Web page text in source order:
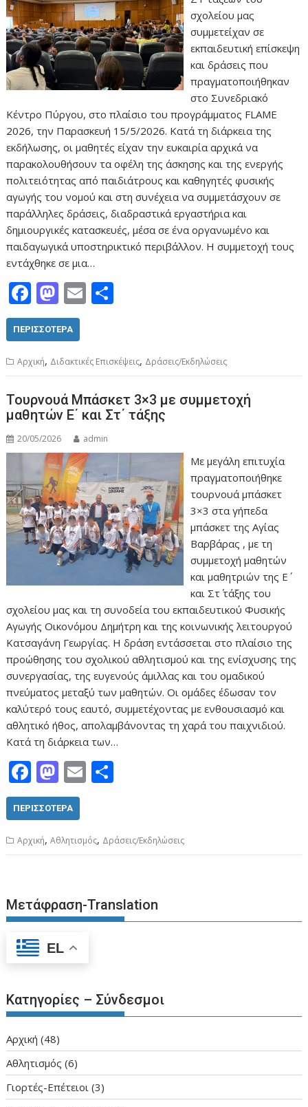
σχολείου μας
συμμετείχαν σε
εκπαιδευτική επίσκεψη
και δράσεις που
πραγματοποιήθηκαν
στο Συνεδριακό
Κέντρο Πύργου, στο πλαίσιο του προγράμματος FLAME
2026, την Παρασκευή 15/5/2026. Κατά τη διάρκεια της
εκδήλωσης, οι μαθητές είχαν την ευκαιρία αρχικά να
παρακολουθήσουν τα οφέλη της άσκησης και της ενεργής
πολιτειότητας από παιδιάτρους και καθηγητές φυσικής
αγωγής του νομού και στη συνέχεια να συμμετάσχουν σε
παράλληλες δράσεις, διαδραστικά εργαστήρια και
δημιουργικές κατασκευές, μέσα σε ένα οργανωμένο και
παιδαγωγικά υποστηρικτικό περιβάλλον. Η συμμετοχή τους
εντάχθηκε σε μια…
F
ac
e
b
o
o
k
M
as
to
d
o
n
E
l α
σ
τε
ίτ
ε
ΠΕΡΙΣΣΌΤΕΡΑ
Aρχική, Διδακτικές Επισκέψεις, Δράσεις/Εκδηλώσεις
Τουρνουά Μπάσκετ 3×3 με συμμετοχή
μαθητών Ε΄ και Στ΄ τάξης
20/05/2026 admin
Με μεγάλη επιτυχία
πραγματοποιήθηκε
τουρνουά μπάσκετ
3×3 στα γήπεδα
μπάσκετ της Αγίας
Βαρβάρας , με τη
συμμετοχή μαθητών
και μαθητριών της Ε΄
και Στ΄ τάξης του
σχολείου μας και τη συνοδεία του εκπαιδευτικού Φυσικής
Αγωγής Οικονόμου Δημήτρη και της κοινωνικής λειτουργού
Κατσαγάνη Γεωργίας. Η δράση εντάσσεται στο πλαίσιο της
προώθησης του σχολικού αθλητισμού και της ενίσχυσης της
συνεργασίας, της ευγενούς άμιλλας και του ομαδικού
πνεύματος μεταξύ των μαθητών. Οι ομάδες έδωσαν τον
καλύτερό τους εαυτό, συμμετέχοντας με ενθουσιασμό και
αθλητικό ήθος, απολαμβάνοντας τη χαρά του παιχνιδιού.
Κατά τη διάρκεια των…
F
ac
e
b
o
k
M
as
to
d
o
E
l α
σ
ίτ
ε
ΠΕΡΙΣΣΌΤΕΡΑ
Aρχική,Αθλητισμός, Δράσεις/Εκδηλώσεις
Μετάφραση-Translation
EL
Κατηγορίες – Σύνδεσμοι
Aρχική (48)
Αθλητισμός (6)
Γιορτές-Επέτειοι (3)